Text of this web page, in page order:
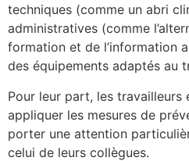
techniques (comme un abri
administratives (comme
formation et de l’information
des équipements adaptés au
Pour leur part, les travailleurs
appliquer les mesures de
porter une attention
celui de leurs collègues.